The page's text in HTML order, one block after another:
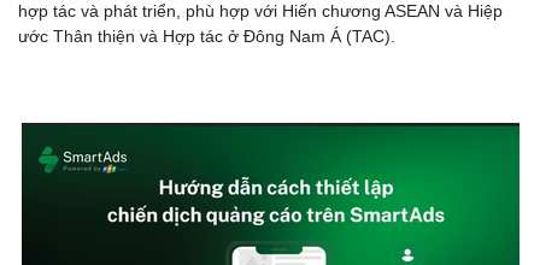
hợp tác và phát triển, phù hợp với Hiến chương ASEAN và Hiệp
ước Thân thiện và Hợp tác ở Đông Nam Á (TAC).